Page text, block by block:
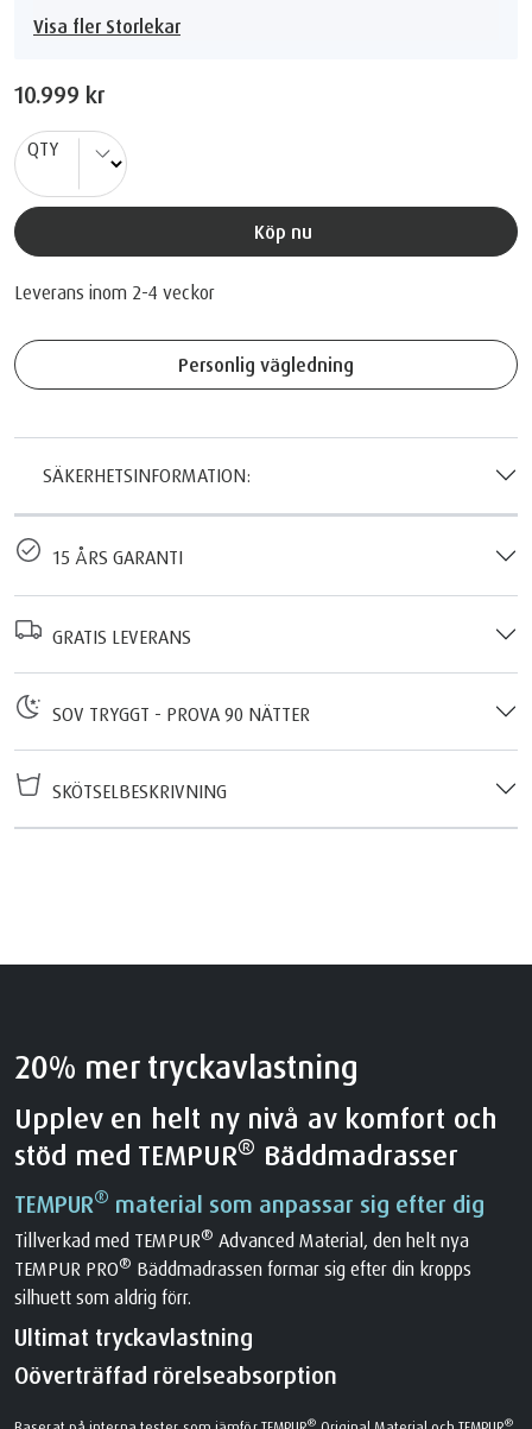
Visa fler Storlekar
10.999 kr
QTY
Köp nu
Leverans inom 2-4 veckor
Personlig vägledning
SÄKERHETSINFORMATION:
15 ÅRS GARANTI
GRATIS LEVERANS
SOV TRYGGT - PROVA 90 NÄTTER
SKÖTSELBESKRIVNING
20% mer tryckavlastning
Upplev en helt ny nivå av komfort och
stöd med TEMPUR® Bäddmadrasser
TEMPUR® material som anpassar sig efter dig
Tillverkad med TEMPUR® Advanced Material, den helt nya
TEMPUR PRO® Bäddmadrassen formar sig efter din kropps
silhuett som aldrig förr.
Ultimat tryckavlastning
Oöverträffad rörelseabsorption
® ®